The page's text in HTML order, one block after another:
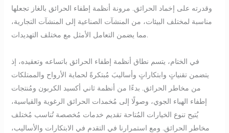
وقدرته على إخماد الحرائق. مرونة أنظمة إطفاء الحرائق بالغاز تجعلها
مناسبة لمختلف البيئات، من المنشآت الصناعية إلى المنشآت التجارية،
مما يضمن التعامل الأمثل مع مختلف التهديدات.
في الختام، يتسم نطاق أنظمة إطفاء الحرائق باتساعه وتعقيده، إذ
يتضمن تقنياتٍ وابتكاراتٍ وأساليبَ مُبتكرةً لحماية الأرواح والممتلكات
من مخاطر الحرائق. بدءًا من أنظمة ثاني أكسيد الكربون ومُنتجات
إطفاء الهباء الجوي، وصولًا إلى مُخمدات الحرائق الرغوية والقياسية،
يُتيح تنوع الخيارات المُتاحة تقديم خدمات مُخصصة تُناسب مُختلف
مخاطر الحرائق. ومع استمرارنا في التقدم في الابتكارات والأساليب،